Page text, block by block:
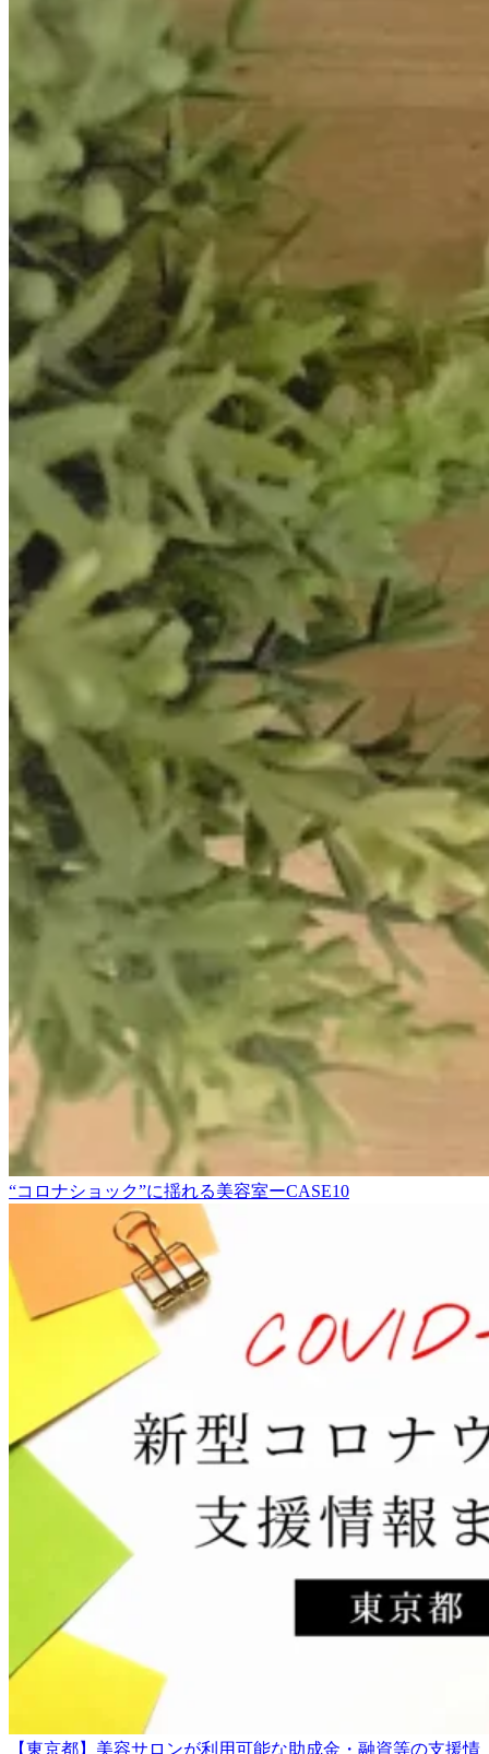
“コロナショック”に揺れる美容室ーCASE10
【東京都】美容サロンが利用可能な助成金・融資等の支援情